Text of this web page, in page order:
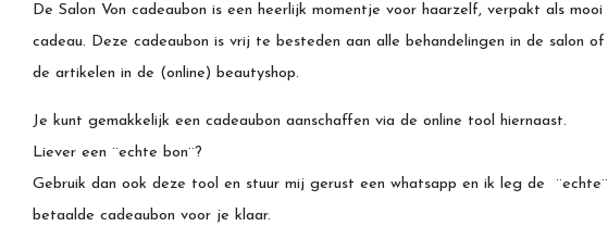
De Salon Von cadeaubon is een heerlijk momentje voor haarzelf, verpakt als mooi
cadeau. Deze cadeaubon is vrij te besteden aan alle behandelingen in de salon of
de artikelen in de (online) beautyshop.
​Je kunt gemakkelijk een cadeaubon aanschaffen via de online tool hiernaast.
Liever een ¨echte bon¨?
Gebruik dan ook deze tool en stuur mij gerust een whatsapp en ik leg de ¨echte¨
betaalde cadeaubon voor je klaar.